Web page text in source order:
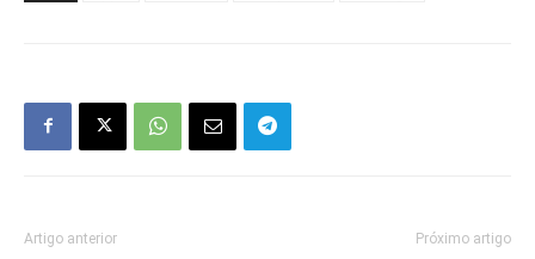
Artigo anterior Próximo artigo